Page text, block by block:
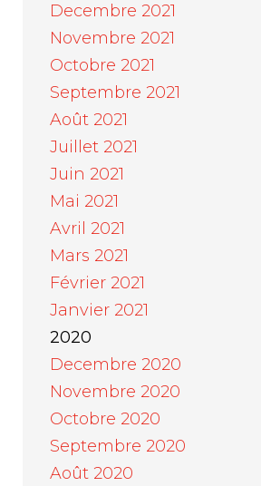
Decembre 2021
Novembre 2021
Octobre 2021
Septembre 2021
Août 2021
Juillet 2021
Juin 2021
Mai 2021
Avril 2021
Mars 2021
Février 2021
Janvier 2021
2020
Decembre 2020
Novembre 2020
Octobre 2020
Septembre 2020
Août 2020